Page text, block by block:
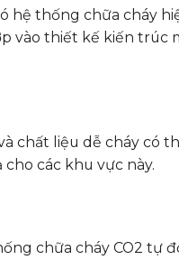
hệ thống chữa cháy
vào thiết kế kiến trúc
chất liệu dễ cháy có
các khu vực này.
chữa cháy CO2 tự